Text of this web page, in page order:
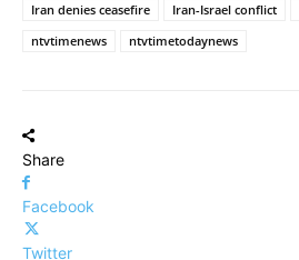
Iran denies ceasefire
Iran-Israel conflict
ntvtimenews
ntvtimetodaynews
Share
Facebook
Twitter